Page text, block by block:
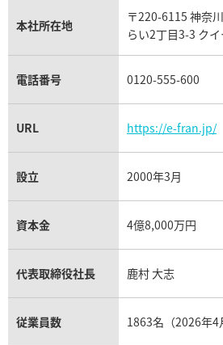
パネライ買取
チューダー（チュードル）買取
本社所在地
〒220-6115 神奈
らい2丁目3-3 ク
電話番号 0120-555-600
URL https://e-fran.jp/
設立 2000年3月
資本金 4億8,000万円
代表取締役社長 鹿村 大志
従業員数 1863名（2026年4